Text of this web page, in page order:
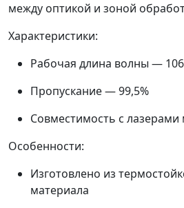
между оптикой и зоной
Характеристики:
Рабочая длина волны —
Пропускание — 99,5%
Совместимость с
Особенности:
Изготовлено из
материала